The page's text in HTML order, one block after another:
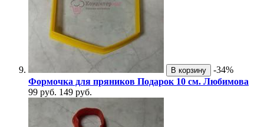
В корзину
-34%
Формочка для пряников Подарок 10 см. Любимова
99 руб. 149 руб.